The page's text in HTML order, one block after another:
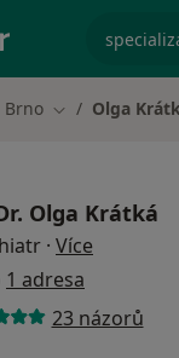
Brno Změna města
Olga
Olga Krátká
· Více
1 adresa
23 názorů